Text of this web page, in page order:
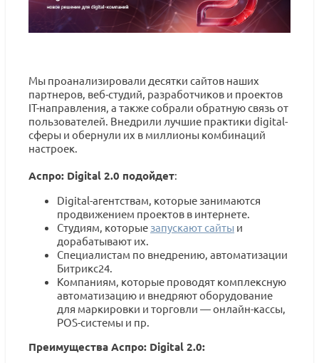
Мы проанализировали десятки сайтов наших
партнеров, веб-студий, разработчиков и проектов
IT-направления, а также собрали обратную связь от
пользователей. Внедрили лучшие практики digital-
сферы и обернули их в миллионы комбинаций
настроек.
Аспро: Digital 2.0 подойдет:
Digital-агентствам, которые занимаются
продвижением проектов в интернете.
Cтудиям, которые запускают сайты и
дорабатывают их.
Специалистам по внедрению, автоматизации
Битрикс24.
Компаниям, которые проводят комплексную
автоматизацию и внедряют оборудование
для маркировки и торговли — онлайн-кассы,
POS-системы и пр.
Преимущества Аспро: Digital 2.0: